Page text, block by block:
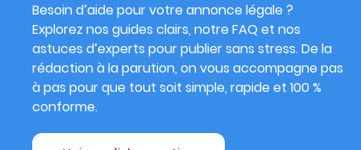
Besoin d’aide pour votre annonce légale ?
Explorez nos guides clairs, notre FAQ et nos
astuces d’experts pour publier sans stress. De la
rédaction à la parution, on vous accompagne pas
à pas pour que tout soit simple, rapide et 100 %
conforme.